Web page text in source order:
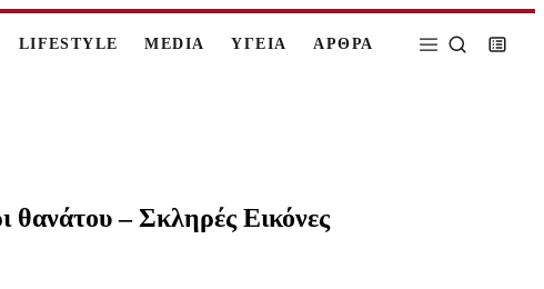
LIFESTYLE MEDIA ΥΓΕΙΑ ΑΡΘΡΑ
θανάτου – Σκληρές Εικόνες